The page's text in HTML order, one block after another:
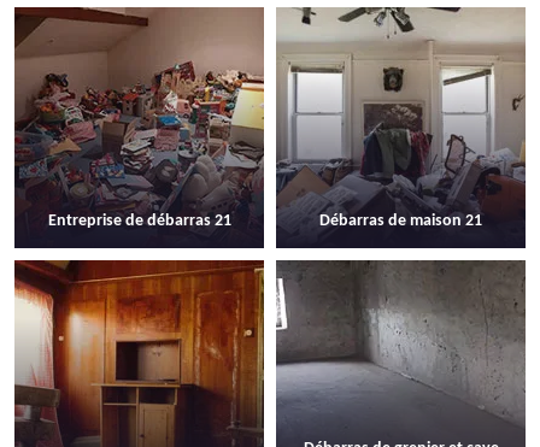
Entreprise de débarras 21 Débarras de maison 21